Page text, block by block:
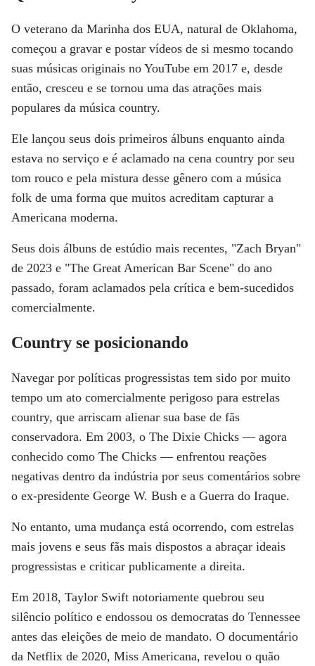
O veterano da Marinha dos EUA, natural de Oklahoma,
começou a gravar e postar vídeos de si mesmo tocando
suas músicas originais no YouTube em 2017 e, desde
então, cresceu e se tornou uma das atrações mais
populares da música country.
Ele lançou seus dois primeiros álbuns enquanto ainda
estava no serviço e é aclamado na cena country por seu
tom rouco e pela mistura desse gênero com a música
folk de uma forma que muitos acreditam capturar a
Americana moderna.
Seus dois álbuns de estúdio mais recentes, "Zach Bryan"
de 2023 e "The Great American Bar Scene" do ano
passado, foram aclamados pela crítica e bem-sucedidos
comercialmente.
Country se posicionando
Navegar por políticas progressistas tem sido por muito
tempo um ato comercialmente perigoso para estrelas
country, que arriscam alienar sua base de fãs
conservadora. Em 2003, o The Dixie Chicks — agora
conhecido como The Chicks — enfrentou reações
negativas dentro da indústria por seus comentários sobre
o ex-presidente George W. Bush e a Guerra do Iraque.
No entanto, uma mudança está ocorrendo, com estrelas
mais jovens e seus fãs mais dispostos a abraçar ideais
progressistas e criticar publicamente a direita.
Em 2018, Taylor Swift notoriamente quebrou seu
silêncio político e endossou os democratas do Tennessee
antes das eleições de meio de mandato. O documentário
da Netflix de 2020, Miss Americana, revelou o quão